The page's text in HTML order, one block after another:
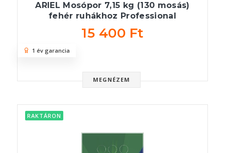
ARIEL Mosópor 7,15 kg (130 mosás)
fehér ruhákhoz Professional
15 400 Ft
MEGNÉZEM
1 év garancia
RAKTÁRON